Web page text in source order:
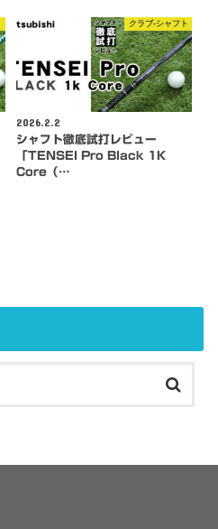
クラブ-シャフト
2026.2.2
シャフト徹底試打レビュー
「TENSEI Pro Black 1K
Core（…